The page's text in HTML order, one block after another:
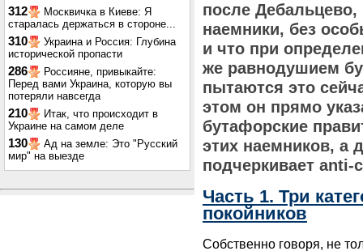
312
Москвичка в Киеве: Я
старалась держаться в стороне...
310
Украина и Россия: Глубина
исторической пропасти
286
Россияне, привыкайте:
Перед вами Украина, которую вы
потеряли навсегда
210
Итак, что происходит в
Украине на самом деле
130
Ад на земле: Это "Русский
мир" на выезде
после
наемники, без
и что при
же равнодушием
пытаются это
этом он прямо
бутафорские
этих наемников, а
подчеркивает anti-
Часть 1. Три
покойников
Собственно говоря, не